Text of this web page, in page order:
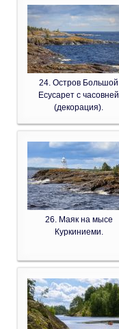
24. Остров Большой
Есусарет с часовней
(декорация).
26. Маяк на мысе
Куркиниеми.